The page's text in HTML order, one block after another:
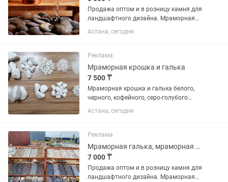
Продажа оптом и в розницу камня для
ландшафтного дизайна. Мраморная
крошка, мраморная галька, Цветные
камни, Морская галька, речная галька,
кора лиственницы),...
Астана, сегодня
Реклама
Мраморная крошка и галька
7 500 ₸
Мраморная крошка и галька белого,
черного, кофейного, серо-голубого
цвета. Также морская и речная галька.
Большой выбор камней для
могил Камни для ландшафта Камни
для...
Астана, сегодня
Реклама
Мраморная галька, мраморная крошка, Цветные камни для ландшафта.
7 000 ₸
Продажа оптом и в розницу камня для
ландшафтного дизайна. Мраморная